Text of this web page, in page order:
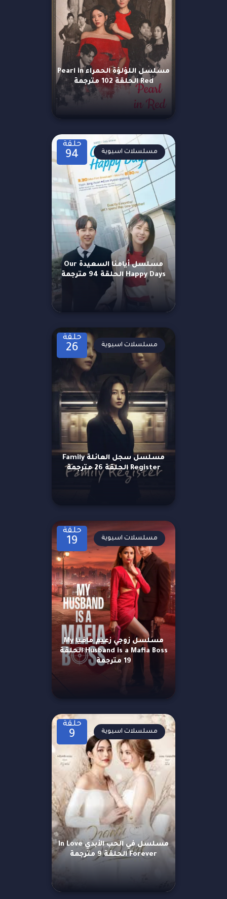
مسلسل اللؤلؤة الحمراء Pearl in
Red الحلقة 102 مترجمة
حلقة
94
مسلسل أيامنا السعيدة Our
Happy Days الحلقة 94 مترجمة
مسلسلات اسيوية
حلقة
26
مسلسل سجل العائلة Family
Register الحلقة 26 مترجمة
مسلسلات اسيوية
حلقة
19
مسلسل زوجي زعيم مافيا My
Husband is a Mafia Boss الحلقة
19 مترجمة
مسلسلات اسيوية
حلقة
9
مسلسل في الحب الأبدي In Love
Forever الحلقة 9 مترجمة
مسلسلات اسيوية